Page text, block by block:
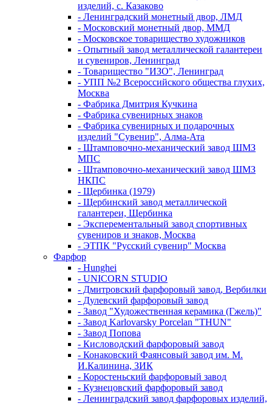
изделий, с. Казаково
- Ленинградский монетный двор, ЛМД
- Московский монетный двор, ММД
- Московское товарищество художников
- Опытный завод металлической галантереи
и сувениров, Ленинград
- Товарищество "ИЗО", Ленинград
- УПП №2 Всероссийского общества глухих,
Москва
- Фабрика Дмитрия Кучкина
- Фабрика сувенирных знаков
- Фабрика сувенирных и подарочных
изделий "Сувенир", Алма-Ата
- Штамповочно-механический завод ШМЗ
МПС
- Штамповочно-механический завод ШМЗ
НКПС
- Щербинка (1979)
- Щербинский завод металлической
галантереи, Щербинка
- Эксперементальный завод спортивных
сувениров и знаков, Москва
- ЭТПК "Русский сувенир" Москва
Фарфор
- Hunghei
- UNICORN STUDIO
- Дмитровский фарфоровый завод, Вербилки
- Дулевский фарфоровый завод
- Завод "Художественная керамика (Гжель)"
- Завод Karlovarsky Porcelan "THUN"
- Завод Попова
- Кисловодский фарфоровый завод
- Конаковский Фаянсовый завод им. М.
И.Калинина, ЗИК
- Коростеньский фарфоровый завод
- Кузнецовский фарфоровый завод
- Ленинградский завод фарфоровых изделий,